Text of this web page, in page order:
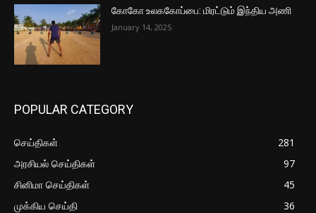
கோகோ உலககோப்பை: மிரட்டும் இந்திய அணி
January 14, 2025
POPULAR CATEGORY
செய்திகள்
281
அரசியல் செய்திகள்
97
சினிமா செய்திகள்
45
முக்கிய செய்தி
36